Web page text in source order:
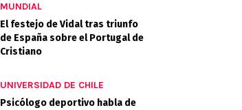
MUNDIAL
El festejo de Vidal tras triunfo
de España sobre el Portugal de
Cristiano
UNIVERSIDAD DE CHILE
Psicólogo deportivo habla de